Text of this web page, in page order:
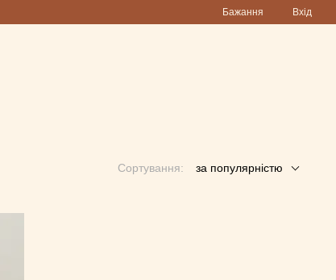
Бажання Вхід
Сортування: за популярністю